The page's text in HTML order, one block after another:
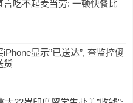
言吃不起麦当劳: 一顿快餐比
显示”已送达”, 查监控傻
货